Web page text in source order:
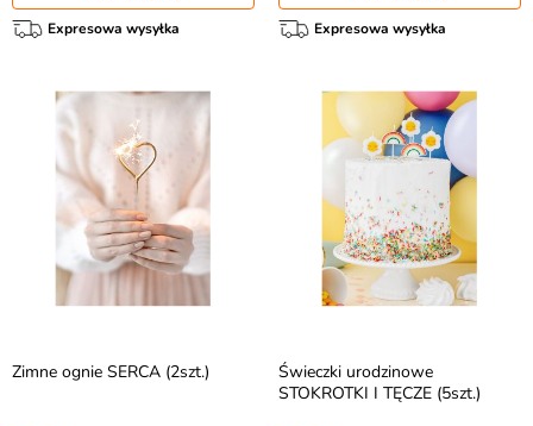
Expresowa wysyłka Expresowa wysyłka
Zimne ognie SERCA (2szt.)
Świeczki urodzinowe
STOKROTKI I TĘCZE (5szt.)